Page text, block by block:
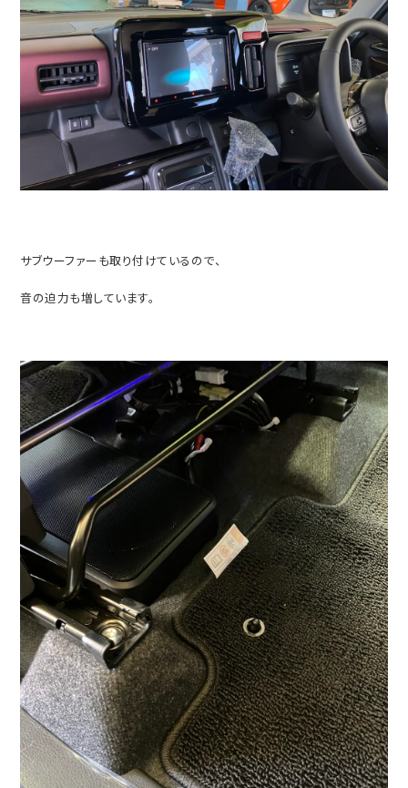
サブウーファーも取り付けているので、
音の迫力も増しています。